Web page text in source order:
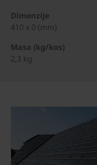
Dimenzije
410 x 0 (mm)
Masa (kg/kos)
2,3 kg